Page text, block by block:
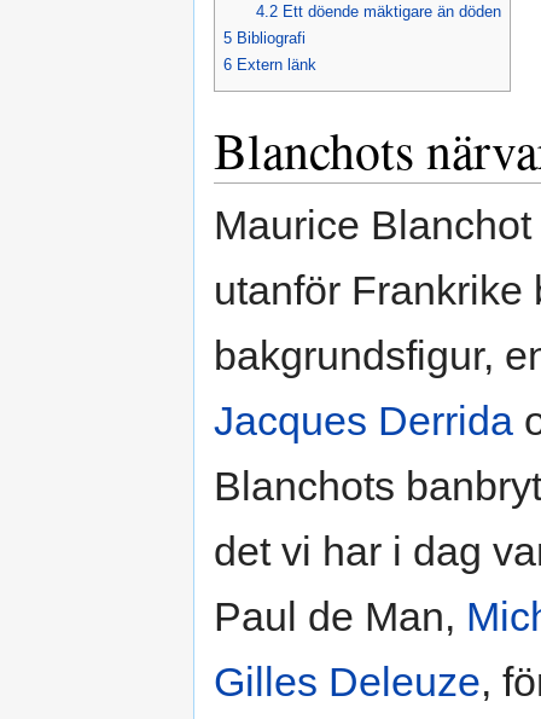
4.2 Ett döende mäktigare än döden
5 Bibliografi
6 Extern länk
Blanchots
Maurice
utanför Frankrike
bakgrundsfigur,
Jacques Derrida
Blanchots
det vi har i dag
Paul de Man,
Gilles Deleuze,